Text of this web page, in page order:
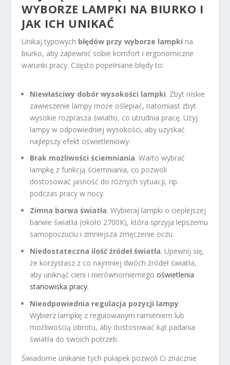
WYBORZE LAMPKI NA BIURKO I
JAK ICH UNIKAĆ
Unikaj typowych błędów przy wyborze lampki na
biurko, aby zapewnić sobie komfort i ergonomiczne
warunki pracy. Często popełniane błędy to:
Niewłaściwy dobór wysokości lampki. Zbyt niskie
zawieszenie lampy może oślepiać, natomiast zbyt
wysokie rozprasza światło, co utrudnia pracę. Użyj
lampy w odpowiedniej wysokości, aby uzyskać
najlepszy efekt oświetleniowy.
Brak możliwości ściemniania. Warto wybrać
lampkę z funkcją ściemniania, co pozwoli
dostosować jasność do różnych sytuacji, np.
podczas pracy w nocy.
Zimna barwa światła. Wybieraj lampki o cieplejszej
barwie światła (około 2700K), która sprzyja lepszemu
samopoczuciu i zmniejsza zmęczenie oczu.
Niedostateczna ilość źródeł światła. Upewnij się,
że korzystasz z co najmniej dwóch źródeł światła,
aby uniknąć cieni i nierównomiernegooświetlenia
stanowiska pracy.
Nieodpowiednia regulacja pozycji lampy.
Wybierz lampkę z regulowanym ramieniem lub
możliwością obrotu, aby dostosować kąt padania
światła do swoich potrzeb.
Świadome unikanie tych pułapek pozwoli Ci znacznie